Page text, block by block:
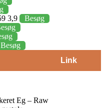
3,9
Besøg
Besøg
Link
Eg – Raw